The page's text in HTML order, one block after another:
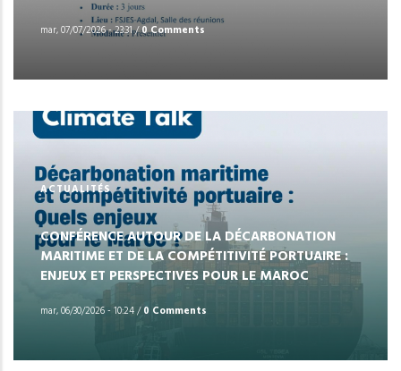
mar, 07/07/2026 - 23:31 /0 Comments
ACTUALITÉS
CONFÉRENCE AUTOUR DE LA DÉCARBONATION
MARITIME ET DE LA COMPÉTITIVITÉ PORTUAIRE :
ENJEUX ET PERSPECTIVES POUR LE MAROC
mar, 06/30/2026 - 10:24/0 Comments